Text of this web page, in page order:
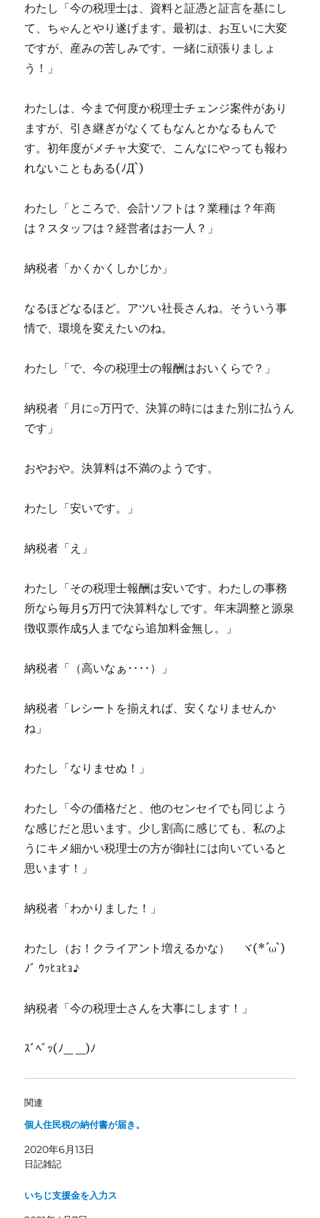
わたし「今の税理士は、資料と証憑と証言を基にし
て、ちゃんとやり遂げます。最初は、お互いに大変
ですが、産みの苦しみです。一緒に頑張りましょ
う！」
わたしは、今まで何度か税理士チェンジ案件があり
ますが、引き継ぎがなくてもなんとかなるもんで
す。初年度がメチャ大変で、こんなにやっても報わ
れないこともある(ﾉД`)
わたし「ところで、会計ソフトは？業種は？年商
は？スタッフは？経営者はお一人？」
納税者「かくかくしかじか」
なるほどなるほど。アツい社長さんね。そういう事
情で、環境を変えたいのね。
わたし「で、今の税理士の報酬はおいくらで？」
納税者「月に○万円で、決算の時にはまた別に払うん
です」
おやおや。決算料は不満のようです。
わたし「安いです。」
納税者「え」
わたし「その税理士報酬は安いです。わたしの事務
所なら毎月5万円で決算料なしです。年末調整と源泉
徴収票作成5人までなら追加料金無し。」
納税者「（高いなぁ････）」
納税者「レシートを揃えれば、安くなりませんか
ね」
わたし「なりませぬ！」
わたし「今の価格だと、他のセンセイでも同じよう
な感じだと思います。少し割高に感じても、私のよ
うにキメ細かい税理士の方が御社には向いていると
思います！」
納税者「わかりました！」
わたし（お！クライアント増えるかな） ヾ(*´ω`)
ﾉﾞ ｳｯﾋｮﾋｮ♪
納税者「今の税理士さんを大事にします！」
ｽﾞﾍﾞｯ(ﾉ_ _)ﾉ
関連
個人住民税の納付書が届き。
2020年6月13日
日記雑記
いちじ支援金を入力ス